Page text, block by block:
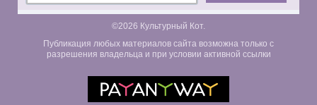
©2026 Культурный Кот.
Публикация любых материалов сайта возможна только с
разрешения владельца и при условии активной ссылки